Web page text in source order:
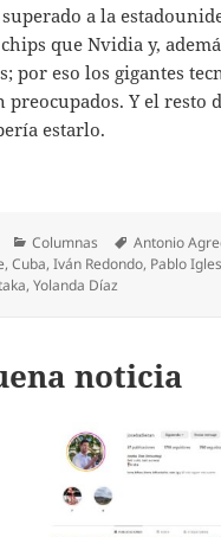
a la
que Nvidia y,
por eso los gigantes
preocupados. Y el resto
estarlo.
Categorías
Columnas Etiquetas
Antonio
,Cuba,Iván Redondo, Pablo
,Yolanda Díaz
noticia